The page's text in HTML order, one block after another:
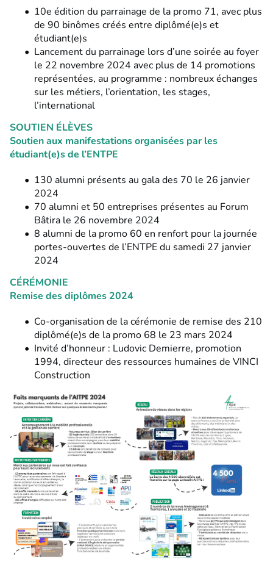
10e édition du parrainage de la promo 71, avec plus
de 90 binômes créés entre diplômé(e)s et
étudiant(e)s
Lancement du parrainage lors d’une soirée au foyer
le 22 novembre 2024 avec plus de 14 promotions
représentées, au programme : nombreux échanges
sur les métiers, l’orientation, les stages,
l’international
SOUTIEN ÉLÈVES
Soutien aux manifestations organisées par les
étudiant(e)s de l’ENTPE
130 alumni présents au galades 70 le 26 janvier
2024
70 alumni et 50 entreprises présentes au Forum
Bâtira le 26 novembre 2024
8 alumni de la promo 60 en renfort pour la journée
portes-ouvertes de l’ENTPEdu samedi 27 janvier
2024
CÉRÉMONIE
Remise des diplômes 2024
Co-organisation de lacérémonie de remise des 210
diplômé(e)s de la promo 68 le 23 mars 2024
Invité d’honneur : Ludovic Demierre, promotion
1994, directeur des ressources humaines de VINCI
Construction